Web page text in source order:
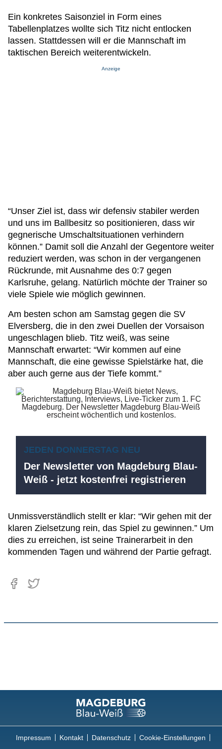
Ein konkretes Saisonziel in Form eines
Tabellenplatzes wollte sich Titz nicht entlocken
lassen. Stattdessen will er die Mannschaft im
taktischen Bereich weiterentwickeln.
Anzeige
“Unser Ziel ist, dass wir defensiv stabiler werden
und uns im Ballbesitz so positionieren, dass wir
gegnerische Umschaltsituationen verhindern
können.” Damit soll die Anzahl der Gegentore weiter
reduziert werden, was schon in der vergangenen
Rückrunde, mit Ausnahme des 0:7 gegen
Karlsruhe, gelang. Natürlich möchte der Trainer so
viele Spiele wie möglich gewinnen.
Am besten schon am Samstag gegen die SV
Elversberg, die in den zwei Duellen der Vorsaison
ungeschlagen blieb. Titz weiß, was seine
Mannschaft erwartet: “Wir kommen auf eine
Mannschaft, die eine gewisse Spielstärke hat, die
aber auch gerne aus der Tiefe kommt.”
JEDEN DONNERSTAG NEU
Der Newsletter von Magdeburg Blau-
Weiß - jetzt kostenfrei registrieren
Unmissverständlich stellt er klar: “Wir gehen mit der
klaren Zielsetzung rein, das Spiel zu gewinnen.” Um
dies zu erreichen, ist seine Trainerarbeit in den
kommenden Tagen und während der Partie gefragt.
Impressum Kontakt Datenschutz
Cookie-Einstellungen